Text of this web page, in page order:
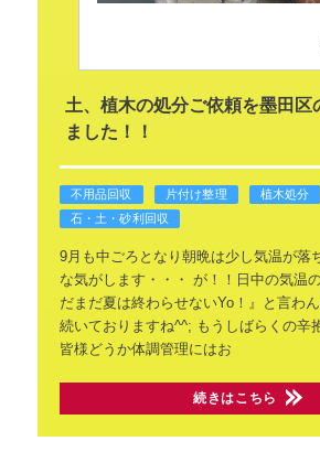
土、植木の処分ご依頼を墨田区
ました！！
不用品回収 片付け整理
植木処分
石・土・砂利回収
9月も中ごろとなり朝晩は少し気温が落
な気がします・・・
が！！日中の気温
だまだ夏は終わらせないYo！』と言わ
続いておりますね^^; もうしばらくの辛
皆様どうか体調管理にはお
続きはこちら